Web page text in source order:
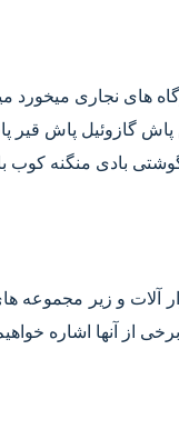
های نجاری میخورد
پاش گازوئیل پاش قیر
گوشتی بادی منگنه
آلات و زیر مجموعه
از آنها اشاره